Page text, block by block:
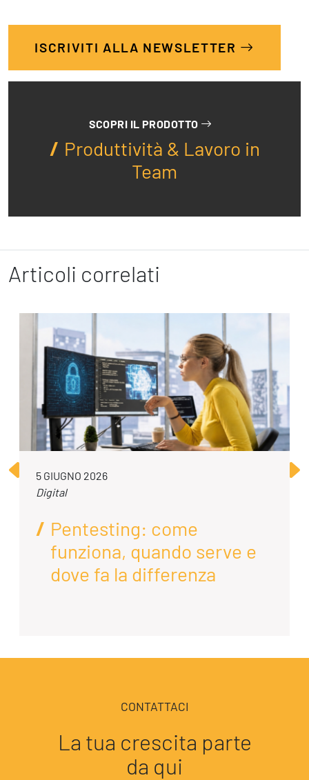
ISCRIVITI ALLA NEWSLETTER
SCOPRI IL PRODOTTO
Produttività & Lavoro in
Team
Articoli correlati
5 GIUGNO 2026
Digital
Pentesting: come
funziona, quando serve e
dove fa la differenza
CONTATTACI
La tua crescita parte
da qui